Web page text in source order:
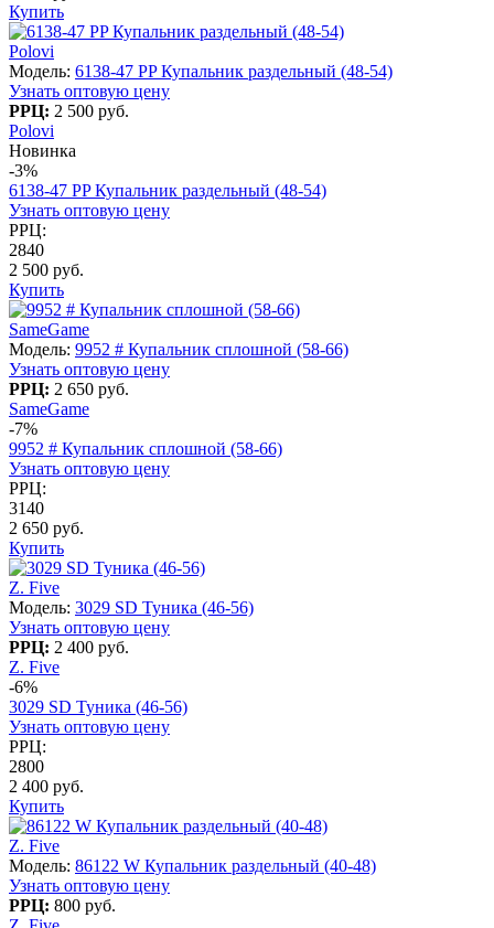
Купить
Polovi
Модель: 6138-47 PP Купальник раздельный (48-54)
Узнать оптовую цену
РРЦ: 2 500 руб.
Polovi
Новинка
-3%
6138-47 PP Купальник раздельный (48-54)
Узнать оптовую цену
РРЦ:
2840
2 500 руб.
Купить
SameGame
Модель: 9952 # Купальник сплошной (58-66)
Узнать оптовую цену
РРЦ: 2 650 руб.
SameGame
-7%
9952 # Купальник сплошной (58-66)
Узнать оптовую цену
РРЦ:
3140
2 650 руб.
Купить
Z. Five
Модель: 3029 SD Туника (46-56)
Узнать оптовую цену
РРЦ: 2 400 руб.
Z. Five
-6%
3029 SD Туника (46-56)
Узнать оптовую цену
РРЦ:
2800
2 400 руб.
Купить
Z. Five
Модель: 86122 W Купальник раздельный (40-48)
Узнать оптовую цену
РРЦ: 800 руб.